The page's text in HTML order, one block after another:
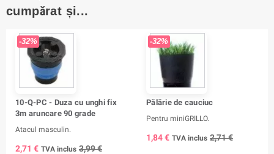
cumpărat și...
-32%
10-Q-PC - Duza cu unghi fix
3m aruncare 90 grade
Atacul masculin.
2,71 € TVA inclus 3,99 €
-32%
Pălărie de cauciuc
Pentru miniGRILLO.
1,84 € TVA inclus 2,71 €